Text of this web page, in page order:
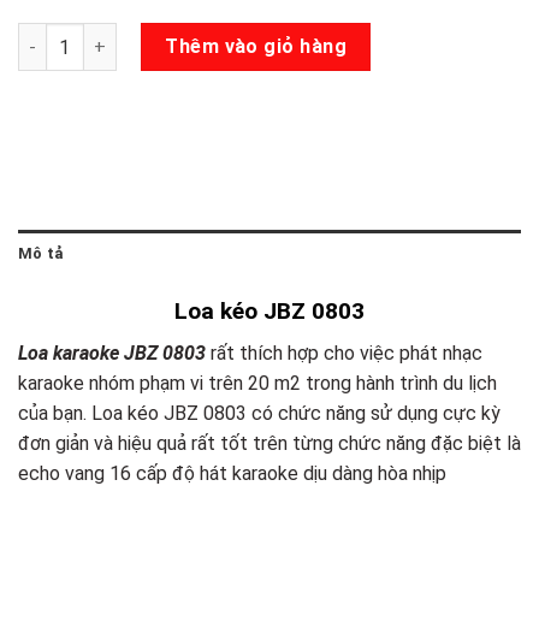
Loa kéo JBZ 0803 số lượngThêm vào giỏ hàng
Mô tả
Loa kéo JBZ 0803
Loa karaoke JBZ 0803 rất thích hợp cho việc phát nhạc
karaoke nhóm phạm vi trên 20 m2 trong hành trình du lịch
của bạn. Loa kéo JBZ 0803 có chức năng sử dụng cực kỳ
đơn giản và hiệu quả rất tốt trên từng chức năng đặc biệt là
echo vang 16 cấp độ hát karaoke dịu dàng hòa nhịp